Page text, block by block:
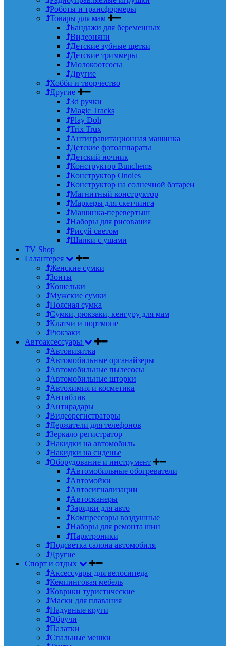
Роботы и трансформеры
Товары для мам
Бандажи для беременных
Видеоняни
Детские зубные щетки
Детские триммеры
Молокоотсосы
Другие
Хобби и творчество
Другие
3d ручки
Magic Tracks
Play Doh
Trix Trux
Антигравитационная машинка
Детские фотоаппараты
Детский ночник
Конструктор Bunchems
Конструктор Onoies
Конструктор на солнечной батареи
Магнитный конструктор
Маркеры для скетчинга
Машинка-перевертыш
Наборы для рисования
Рисуй светом
Шапки с ушами
TV Shop
Галантерея
Женские сумки
Зонты
Кошельки
Мужские сумки
Поясная сумка
Сумки, рюкзаки, кенгуру для мам
Клатчи и портмоне
Рюкзаки
Автоаксессуары
Автовизитка
Автомобильные органайзеры
Автомобильные пылесосы
Автомобильные шторки
Автохимия и косметика
Антиблик
Антирадары
Видеорегистраторы
Держатели для телефонов
Зеркало регистратор
Накидки на автомобиль
Накидки на сиденье
Оборудование и инструмент
Автомобильные обогреватели
Автомойки
Автосигнализации
Автосканеры
Зарядки для авто
Компрессоры воздушные
Наборы для ремонта шин
Парктроники
Подсветка салона автомобиля
Другие
Спорт и отдых
Аксессуары для велосипеда
Кемпинговая мебель
Коврики туристические
Маски для плавания
Надувные круги
Обручи
Палатки
Спальные мешки